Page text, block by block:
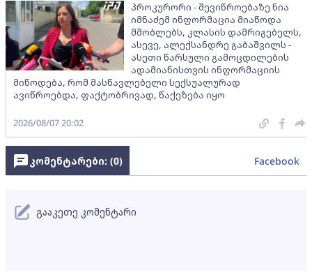
პროკურორი - შევიწროებაზე ნია
იმნაძემ ინფორმაცია მიაწოდა
მშობლებს, კლასის დამრიგებელს,
ასევე, ალექსანდრე გაბაშვილს -
ასეთი წარსული გამოცდილების
ადამიანისთვის ინფორმაციის
მიწოდება, რომ მასწავლებელი სექსუალურად
ავიწროებდა, ფაქტობრივად, წაქეზება იყო
2026/08/07 20:02
კომენტარები: (0) Facebook
გააკეთე კომენტარი